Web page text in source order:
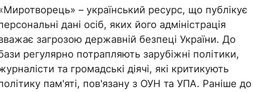
– український ресурс, що публікує
дані осіб, яких його адміністрація
загрозою державній безпеці України. До
регулярно потрапляють зарубіжні політики,
та громадські діячі, які критикують
пам'яті, пов'язану з ОУН та УПА. Раніше до